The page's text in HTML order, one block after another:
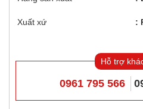
Xuất xứ
Hỗ trợ
0961 795 566